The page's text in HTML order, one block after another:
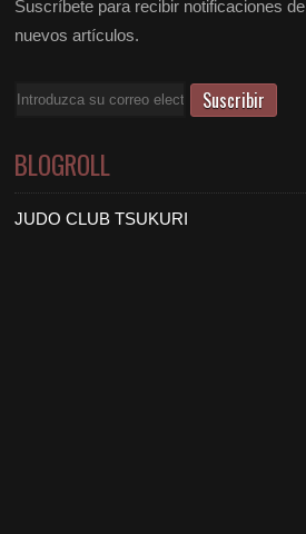
Suscríbete para recibir notificaciones de
nuevos artículos.
Email
BLOGROLL
JUDO CLUB TSUKURI